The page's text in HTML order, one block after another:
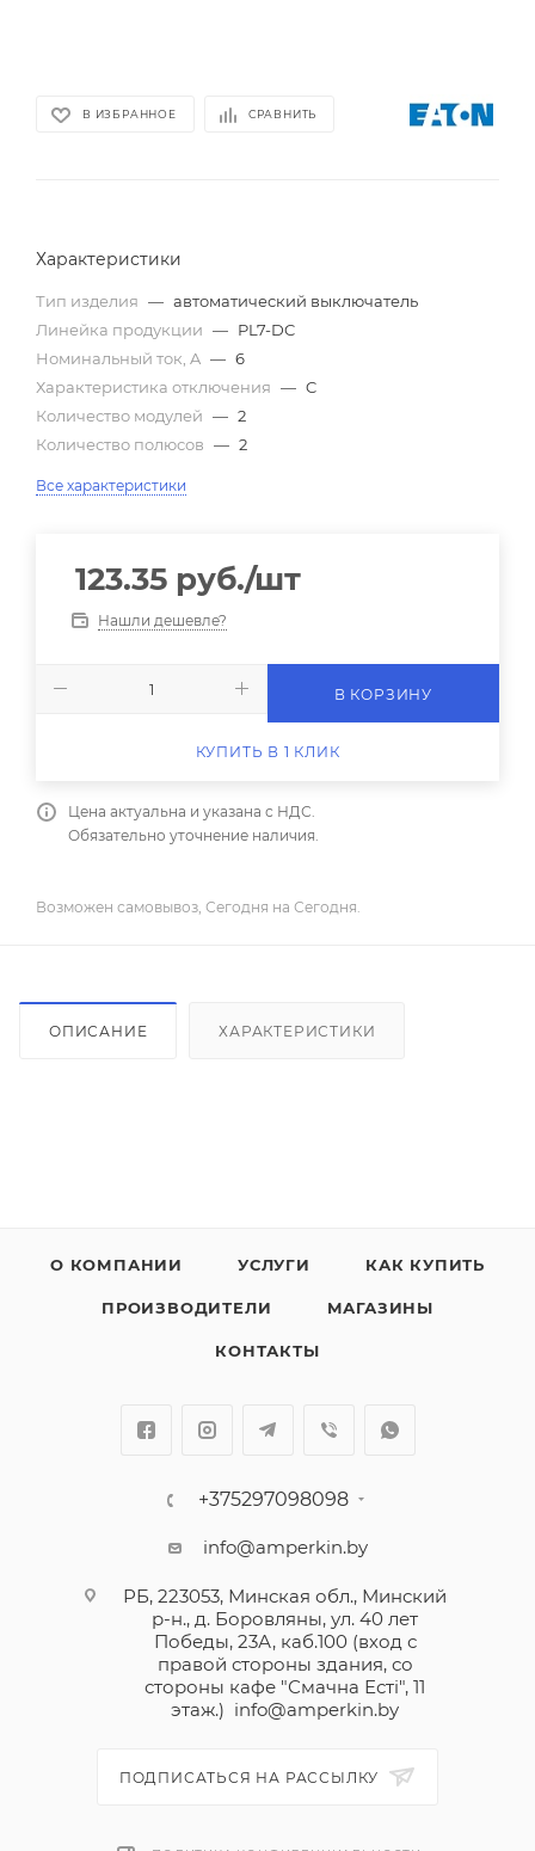
В ИЗБРАННОЕ СРАВНИТЬ
Характеристики
Тип изделия — автоматический выключатель
Линейка продукции — PL7-DC
Номинальный ток, A — 6
Характеристика отключения — C
Количество модулей — 2
Количество полюсов — 2
Все характеристики
123.35 руб./шт
Нашли дешевле?
В КОРЗИНУ
КУПИТЬ В 1 КЛИК
Цена актуальна и указана с НДС.
Обязательно уточнение наличия.
Возможен самовывоз, Сегодня на Сегодня.
ОПИСАНИЕ ХАРАКТЕРИСТИКИ
О КОМПАНИИ УСЛУГИ КАК КУПИТЬ
ПРОИЗВОДИТЕЛИ МАГАЗИНЫ
КОНТАКТЫ
+375297098098
info@amperkin.by
РБ, 223053, Минская обл., Минский
р-н., д. Боровляны, ул. 40 лет
Победы, 23А, каб.100 (вход с
правой стороны здания, со
стороны кафе "Смачна Естi", 11
этаж.) info@amperkin.by
ПОДПИСАТЬСЯ НА РАССЫЛКУ